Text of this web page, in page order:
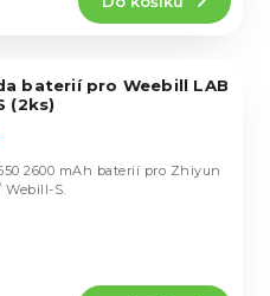
baterií pro Weebill LAB
(2ks)
2600 mAh baterií pro Zhiyun
Webill-S.